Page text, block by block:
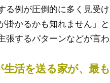
る例が圧倒的に多く見受
掛かるかも知れません」
張するパターンなどが言わ
活を送る家が、最